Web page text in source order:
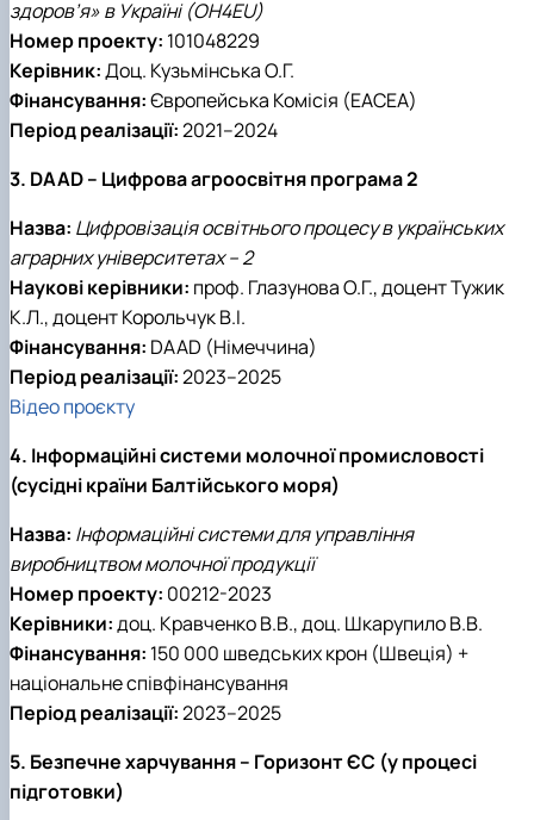
здоров’я» в Україні (OH4EU)
Номер проекту: 101048229
Керівник:Доц. Кузьмінська О.Г.
Фінансування:Європейська Комісія (EACEA)
Період реалізації:2021–2024
3. DAAD – Цифрова агроосвітня програма 2
Назва: Цифровізація освітнього процесу в українських
аграрних університетах – 2
Наукові керівники: проф. Глазунова О.Г., доцент Тужик
К.Л., доцент Корольчук В.І.
Фінансування: DAAD (Німеччина)
Період реалізації:2023–2025
Відео проєкту
4. Інформаційні системи молочної промисловості
(сусідні країни Балтійського моря)
Назва: Інформаційні системи для управління
виробництвом молочної продукції
Номер проекту: 00212-2023
Керівники:доц. Кравченко В.В., доц. Шкарупило В.В.
Фінансування: 150 000 шведських крон (Швеція) +
національне співфінансування
Період реалізації:2023–2025
5. Безпечне харчування – Горизонт ЄС (у процесі
підготовки)